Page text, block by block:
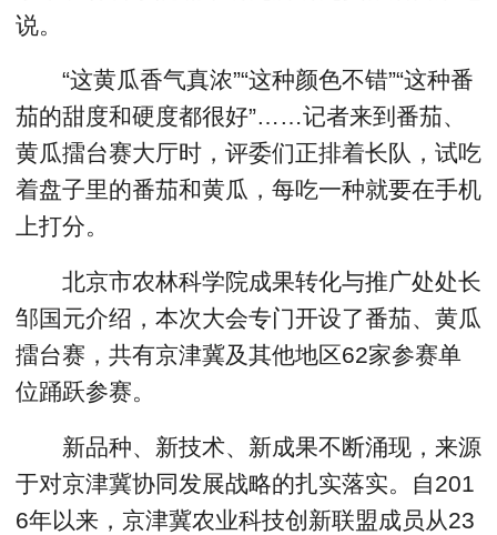
说。
“这黄瓜香气真浓”“这种颜色不错”“这种番
茄的甜度和硬度都很好”……记者来到番茄、
黄瓜擂台赛大厅时，评委们正排着长队，试吃
着盘子里的番茄和黄瓜，每吃一种就要在手机
上打分。
北京市农林科学院成果转化与推广处处长
邹国元介绍，本次大会专门开设了番茄、黄瓜
擂台赛，共有京津冀及其他地区62家参赛单
位踊跃参赛。
新品种、新技术、新成果不断涌现，来源
于对京津冀协同发展战略的扎实落实。自201
6年以来，京津冀农业科技创新联盟成员从23